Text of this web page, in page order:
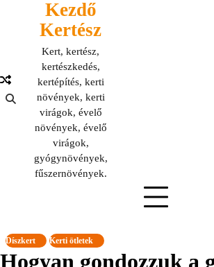
Kezdő
Kertész
Kert, kertész,
kertészkedés,
kertépítés, kerti
növények, kerti
virágok, évelő
növények, évelő
virágok,
gyógynövények,
fűszernövények.
Díszkert Kerti ötletek
Hogyan gondozzuk a